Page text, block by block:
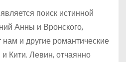
поиск истинной
Анны и Вронского,
нам и другие романтические
Кити. Левин, отчаянно